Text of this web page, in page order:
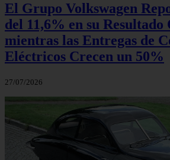
El Grupo Volkswagen
del 11,6% en su
mientras las Entregas de
Eléctricos Crecen un 50%
27/07/2026